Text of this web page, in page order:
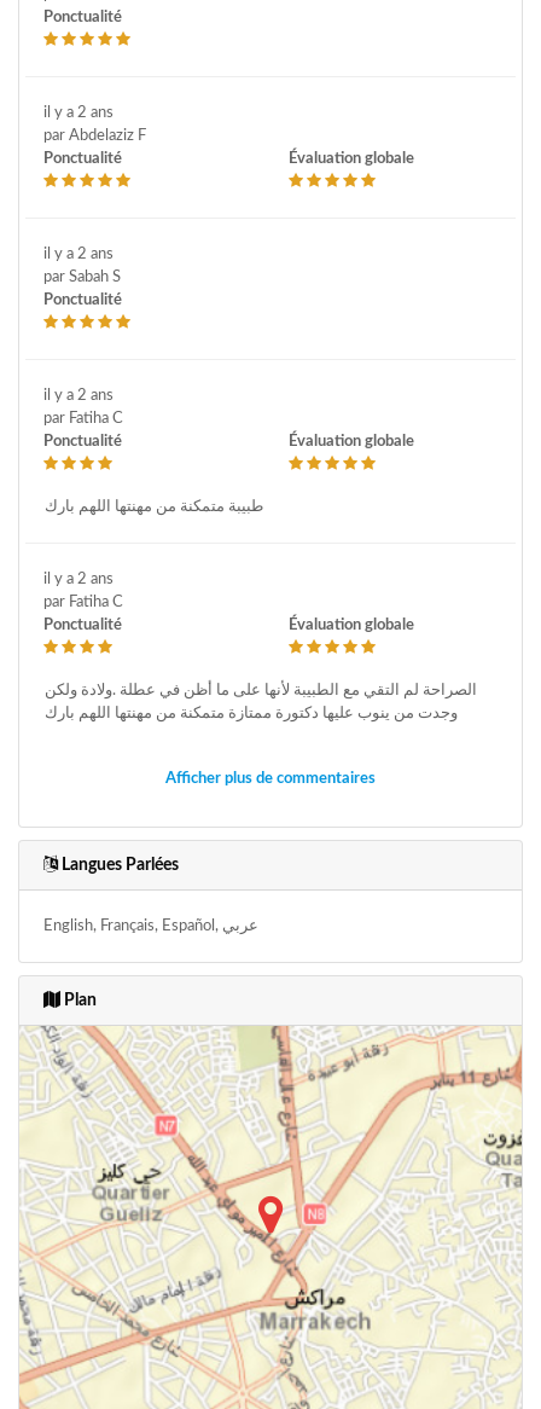
Ponctualité
il y a 2 ans
par Abdelaziz F
Ponctualité
Évaluation globale
il y a 2 ans
par Sabah S
Ponctualité
il y a 2 ans
par Fatiha C
Ponctualité
Évaluation globale
طبيبة متمكنة من مهنتها اللهم بارك
il y a 2 ans
par Fatiha C
Ponctualité
Évaluation globale
الصراحة لم التقي مع الطبيبة لأنها على ما أظن في عطلة .ولادة ولكن
وجدت من ينوب عليها دكتورة ممتازة متمكنة من مهنتها اللهم بارك
Afficher plus de commentaires
Langues Parlées
English, Français, Español, عربي
Plan